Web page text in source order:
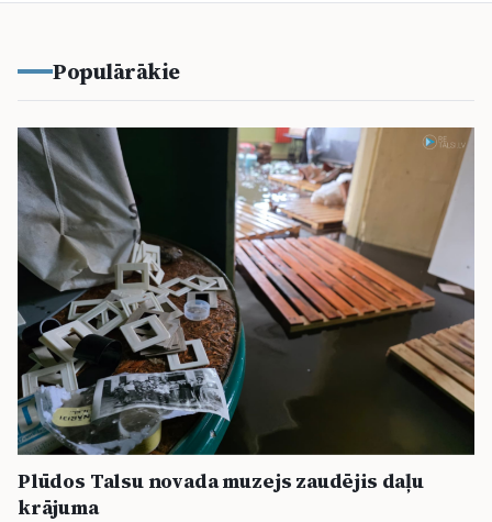
Populārākie
Plūdos Talsu novada muzejs zaudējis daļu
krājuma